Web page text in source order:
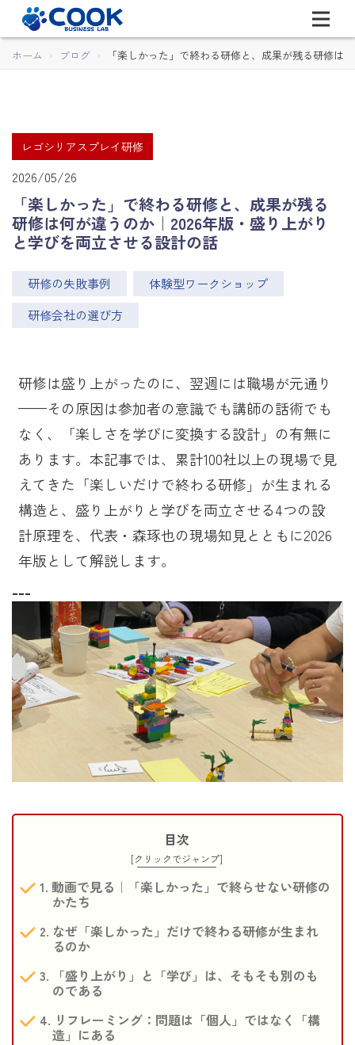
ホーム ブログ 「楽しかった」で終わる研修と、成果が残る研修は
レゴシリアスプレイ研修
2026/05/26
「楽しかった」で終わる研修と、成果が残る
研修は何が違うのか｜2026年版・盛り上がり
と学びを両立させる設計の話
研修の失敗事例
体験型ワークショップ
研修会社の選び方
研修は盛り上がったのに、翌週には職場が元通り
——その原因は参加者の意識でも講師の話術でも
なく、「楽しさを学びに変換する設計」の有無に
あります。本記事では、累計100社以上の現場で見
えてきた「楽しいだけで終わる研修」が生まれる
構造と、盛り上がりと学びを両立させる4つの設
計原理を、代表・森琢也の現場知見とともに2026
年版として解説します。
---
目次
[クリックでジャンプ]
動画で見る｜「楽しかった」で終らせない研修の
かたち
なぜ「楽しかった」だけで終わる研修が生まれ
るのか
「盛り上がり」と「学び」は、そもそも別のも
のである
リフレーミング：問題は「個人」ではなく「構
造」にある